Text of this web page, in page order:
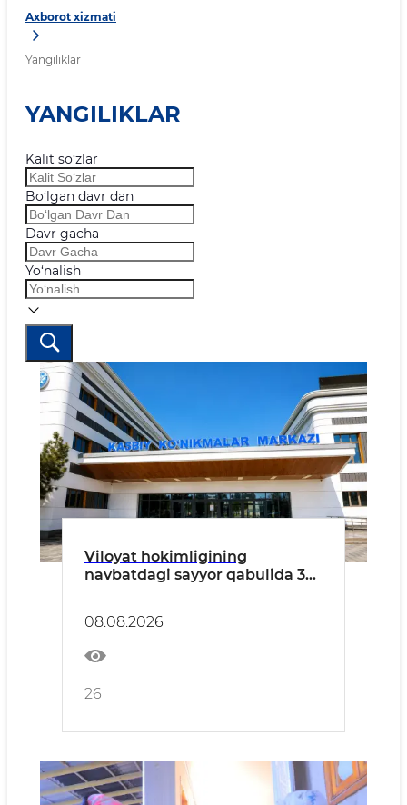
Axborot xizmati
Yangiliklar
YANGILIKLAR
Kalit so‘zlar
Bo‘lgan davr dan
Davr gacha
Yo‘nalish
Viloyat hokimligining
navbatdagi sayyor qabulida 36
08.08.2026
26